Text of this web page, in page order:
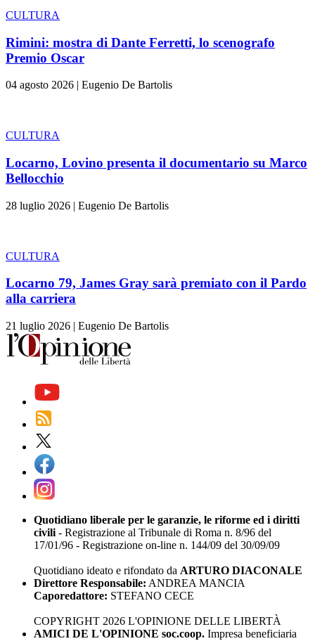
CULTURA
Rimini: mostra di Dante Ferretti, lo scenografo
Premio Oscar
04 agosto 2026 | Eugenio De Bartolis
CULTURA
Locarno, Lovino presenta il documentario su Marco
Bellocchio
28 luglio 2026 | Eugenio De Bartolis
CULTURA
Locarno 79, James Gray sarà premiato con il Pardo
alla carriera
21 luglio 2026 | Eugenio De Bartolis
Quotidiano liberale per le garanzie, le riforme ed i diritti
civili - Registrazione al Tribunale di Roma n. 8/96 del
17/01/96 - Registrazione on-line n. 144/09 del 30/09/09
Quotidiano ideato e rifondato da ARTURO DIACONALE
Direttore Responsabile: ANDREA MANCIA
Caporedattore: STEFANO CECE
COPYRIGHT 2026 L'OPINIONE DELLE LIBERTÀ
AMICI DE L'OPINIONE soc.coop. Impresa beneficiaria